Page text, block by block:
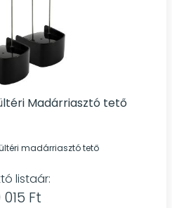
Madárriasztó tető
madárriasztó tető
listaár:
015 Ft